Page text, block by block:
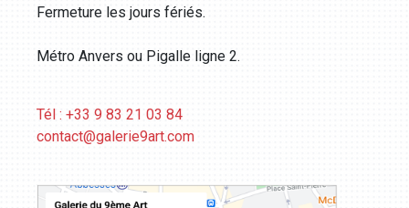
Fermeture les jours fériés.
Métro Anvers ou Pigalle ligne 2.
Tél : +33 9 83 21 03 84
contact@galerie9art.com